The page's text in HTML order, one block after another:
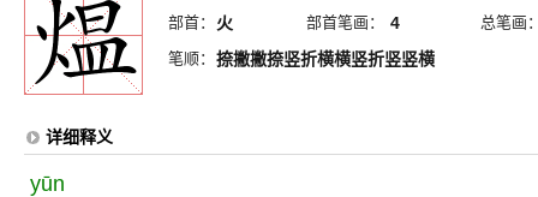
部首： 火 部首笔画： 4
总笔画
笔顺： 捺撇撇捺竖折横横竖折竖竖横
详细释义
yūn